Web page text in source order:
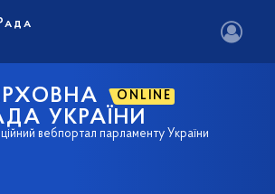
ONLINE
УКРАЇНИ
вебпортал парламенту України